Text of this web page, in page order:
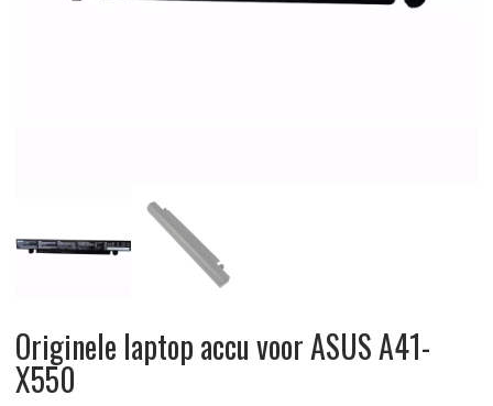
Originele laptop accu voor ASUS A41-
X550